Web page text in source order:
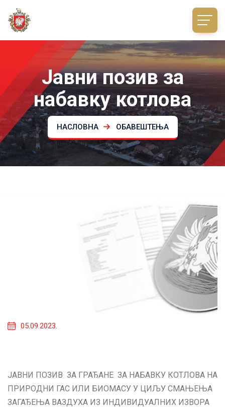
Јавни позив за
набавку котлова
НАСЛОВНА ОБАВЕШТЕЊА
05.09.2023.
ЈАВНИ ПОЗИВ ЗА ГРАЂАНЕ ЗА НАБАВКУ КОТЛОВА НА
ПРИРОДНИ ГАС ИЛИ БИОМАСУ У ЦИЉУ СМАЊЕЊА
ЗАГАЂЕЊА ВАЗДУХА ИЗ ИНДИВИДУАЛНИХ ИЗВОРА